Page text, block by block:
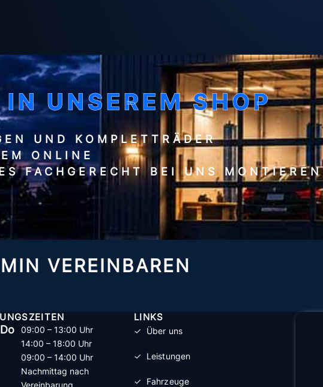
UNSEREM SHOP
UND KOMPLETTRÄDER
ONLINE
FACHGERECHT BEI UNS MONTIEREN
VEREINBAREN
09:00 – 13:00 Uhr
14:00 – 18:00 Uhr
09:00 – 14:00 Uhr
Nachmittag nach
Vereinbarung
LINKS
✓ Über uns
✓ Leistungen
✓ Fahrzeuge